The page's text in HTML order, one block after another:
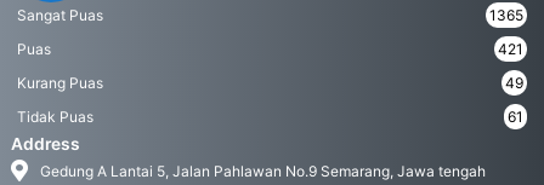
Sangat Puas
1365
Puas
421
Kurang Puas
49
Tidak Puas
61
Address
Gedung A Lantai 5, Jalan Pahlawan No.9 Semarang, Jawa tengah